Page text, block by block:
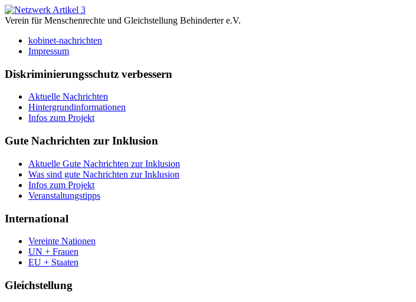
Verein für Menschenrechte und Gleichstellung Behinderter e.V.
kobinet-nachrichten
Impressum
Diskriminierungsschutz verbessern
Aktuelle Nachrichten
Hintergrundinformationen
Infos zum Projekt
Gute Nachrichten zur Inklusion
Aktuelle Gute Nachrichten zur Inklusion
Was sind gute Nachrichten zur Inklusion
Infos zum Projekt
Veranstaltungstipps
International
Vereinte Nationen
UN + Frauen
EU + Staaten
Gleichstellung